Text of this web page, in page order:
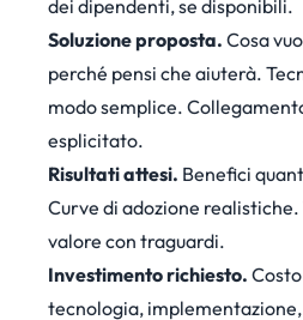
dei dipendenti, se disponibili.
Soluzione proposta. Cosa
perché pensi che aiuterà.
modo semplice.
esplicitato.
Risultati attesi. Benefici
Curve di adozione
valore con traguardi.
Investimento richiesto.
tecnologia,